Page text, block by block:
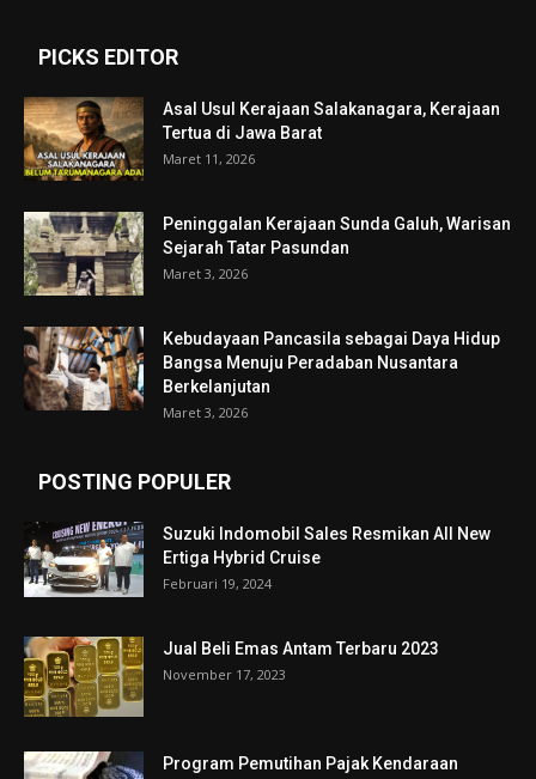
PICKS EDITOR
Asal Usul Kerajaan Salakanagara, Kerajaan
Tertua di Jawa Barat
Maret 11, 2026
Peninggalan Kerajaan Sunda Galuh, Warisan
Sejarah Tatar Pasundan
Maret 3, 2026
Kebudayaan Pancasila sebagai Daya Hidup
Bangsa Menuju Peradaban Nusantara
Berkelanjutan
Maret 3, 2026
POSTING POPULER
Suzuki Indomobil Sales Resmikan All New
Ertiga Hybrid Cruise
Februari 19, 2024
Jual Beli Emas Antam Terbaru 2023
November 17, 2023
Program Pemutihan Pajak Kendaraan